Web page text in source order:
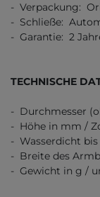
- Verpackung:
- Schließe:
- Garantie: 2
TECHNISCHE
- Durchmesser
- Höhe in mm /
- Wasserdicht
- Breite des
- Gewicht in g /